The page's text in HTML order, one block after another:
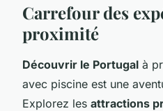
Carrefour des
proximité
Découvrir le Portugal à
avec piscine est une
Explorez les attractions